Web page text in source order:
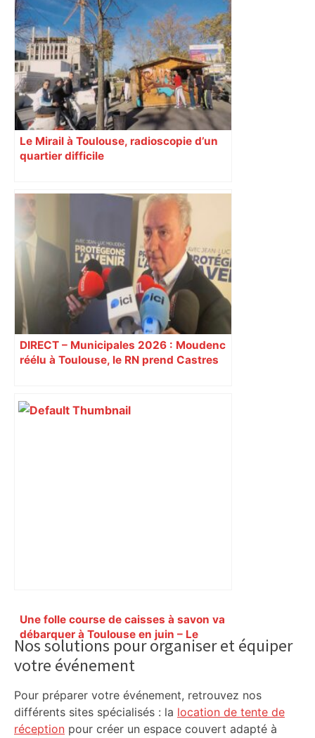
Le Mirail à Toulouse, radioscopie d’un
quartier difficile
DIRECT – Municipales 2026 : Moudenc
réélu à Toulouse, le RN prend Castres
Une folle course de caisses à savon va
débarquer à Toulouse en juin – Le
Bonbon
Primary
Sidebar
Nos solutions pour organiser et équiper
votre événement
Pour préparer votre événement, retrouvez nos
différents sites spécialisés : la location de tente de
réception pour créer un espace couvert adapté à